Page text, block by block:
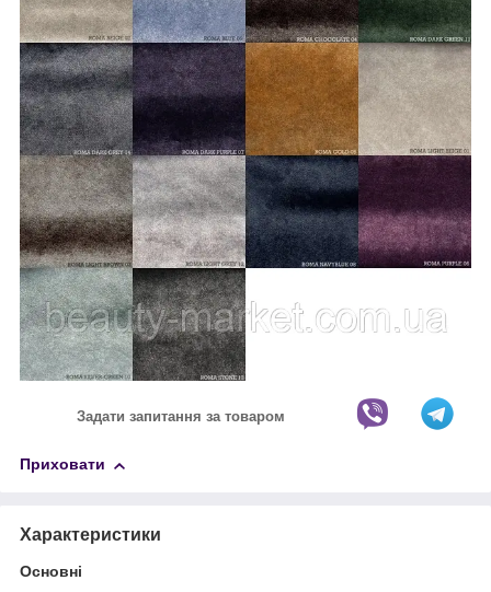
Задати запитання за товаром
Приховати
Характеристики
Основні